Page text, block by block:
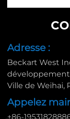
Adresse :
Beckart West
Ville de Weihai,
Appelez
+86-